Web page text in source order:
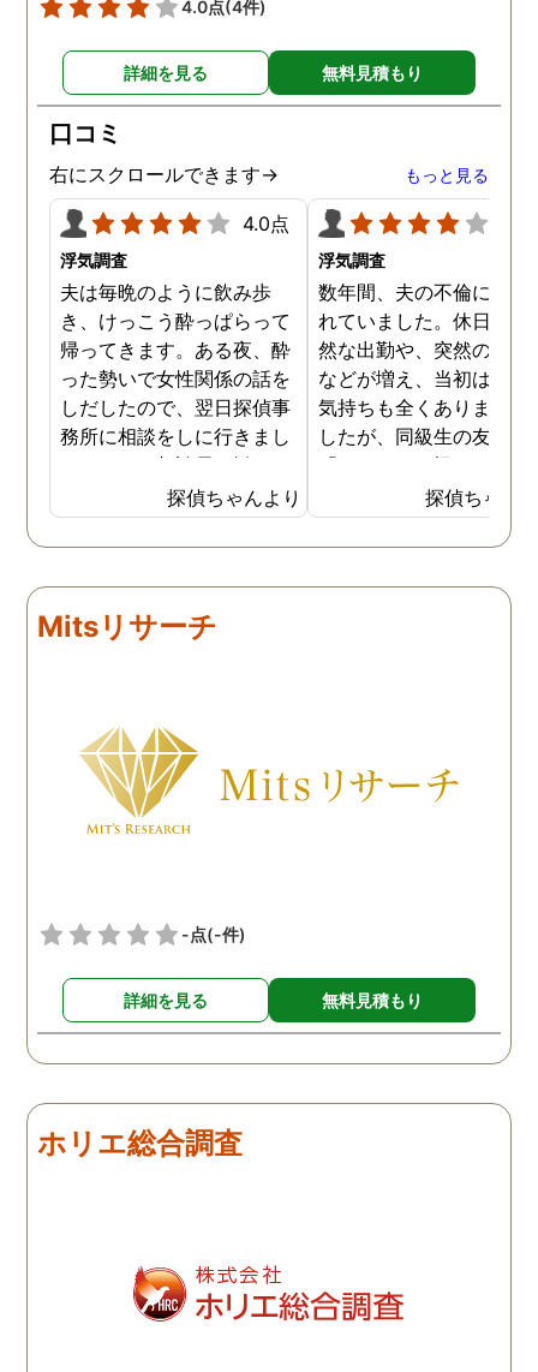
4.0点(4件)
詳細を見る 無料見積もり
口コミ
右にスクロールできます→ もっと見る
4.0点
浮気調査
夫は毎晩のように飲み歩
き、けっこう酔っぱらって
帰ってきます。ある夜、酔
った勢いで女性関係の話を
しだしたので、翌日探偵事
務所に相談をしに行きまし
た。そこで相談員に勧めら
れ、一度夫の浮気調査をし
てもらうことになりまし
た。夫はほぼ毎日飲み歩い
査は簡単だったようです。
4日ほど調査報告書もまと
その後輩の自宅の場所、二
人が頻繁に会っているお店
などが分かりました。
探偵ちゃんより
浮気調査
数年間、夫の不倫に悩ま
れていました。休日の不
然な出勤や、突然の飲み
などが増え、当初は怪し
気持ちも全くありません
したが、同級生の友人か
「もしかして怪しいんじ
ないの」と忠告を受けて
らもう一度考え直してみ
した。 以前に比べて、
り、家の中でもケータイ
たりすると、フェイスブ
クのメッセージでのやり
と一緒にいる現場を抑え
ことはどうしてもできず
探偵事務所へ相談しまし
た。 ２ヶ月ほど待つと
明な写真が添付された報
書が上がってきて、大変
探偵ちゃん
Mitsリサーチ
-点(-件)
詳細を見る 無料見積もり
ホリエ総合調査